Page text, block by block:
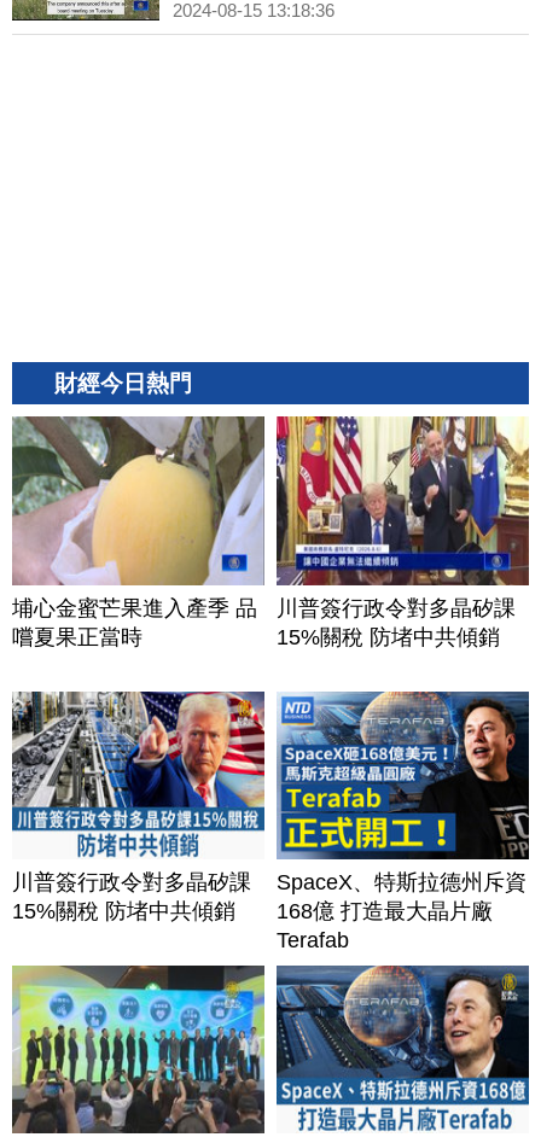
2024-08-15 13:18:36
財經今日熱門
埔心金蜜芒果進入產季 品
嚐夏果正當時
川普簽行政令對多晶矽課
15%關稅 防堵中共傾銷
川普簽行政令對多晶矽課
15%關稅 防堵中共傾銷
SpaceX、特斯拉德州斥資
168億 打造最大晶片廠
Terafab